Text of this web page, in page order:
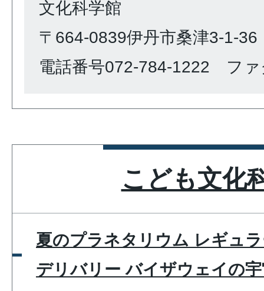
文化科学館
〒664-0839伊丹市桑津3-1-36
電話番号072-784-1222 ファ
こども文化
夏のプラネタリウム レギュ
デリバリー バイザウェイの